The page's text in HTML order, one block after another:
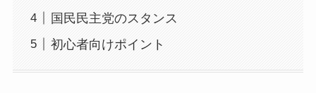
国民民主党のスタンス
初心者向けポイント